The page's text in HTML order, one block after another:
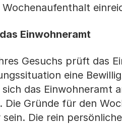
Einwohneramt
Gesuchs prüft das
eine
das Einwohneramt
Die Gründe für den
sein. Die rein